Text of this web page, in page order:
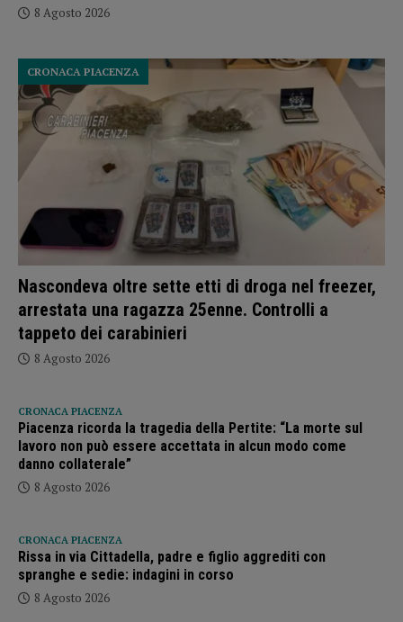
8 Agosto 2026
Nascondeva oltre sette etti di droga nel freezer,
arrestata una ragazza 25enne. Controlli a
tappeto dei carabinieri
CRONACA PIACENZA
8 Agosto 2026
CRONACA PIACENZA
Piacenza ricorda la tragedia della Pertite: “La morte sul
lavoro non può essere accettata in alcun modo come
danno collaterale”
8 Agosto 2026
CRONACA PIACENZA
Rissa in via Cittadella, padre e figlio aggrediti con
spranghe e sedie: indagini in corso
8 Agosto 2026